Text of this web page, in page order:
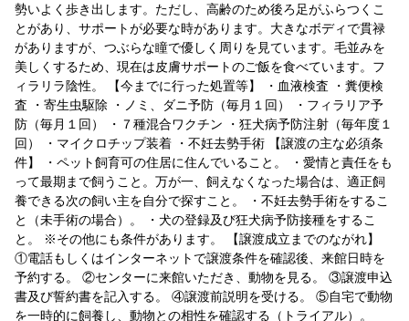
勢いよく歩き出します。ただし、高齢のため後ろ足がふらつくこ
とがあり、サポートが必要な時があります。大きなボディで貫禄
がありますが、つぶらな瞳で優しく周りを見ています。毛並みを
美しくするため、現在は皮膚サポートのご飯を食べています。フ
ィラリラ陰性。 【今までに行った処置等】 ・血液検査 ・糞便検
査 ・寄生虫駆除 ・ノミ、ダニ予防（毎月１回） ・フィラリア予
防（毎月１回） ・７種混合ワクチン ・狂犬病予防注射（毎年度１
回） ・マイクロチップ装着 ・不妊去勢手術 【譲渡の主な必須条
件】 ・ペット飼育可の住居に住んでいること。 ・愛情と責任をも
って最期まで飼うこと。万が一、飼えなくなった場合は、適正飼
養できる次の飼い主を自分で探すこと。 ・不妊去勢手術をするこ
と（未手術の場合）。 ・犬の登録及び狂犬病予防接種をするこ
と。 ※その他にも条件があります。 【譲渡成立までのながれ】
①電話もしくはインターネットで譲渡条件を確認後、来館日時を
予約する。 ②センターに来館いただき、動物を見る。 ③譲渡申込
書及び誓約書を記入する。 ④譲渡前説明を受ける。 ⑤自宅で動物
を一時的に飼養し、動物との相性を確認する（トライアル）。